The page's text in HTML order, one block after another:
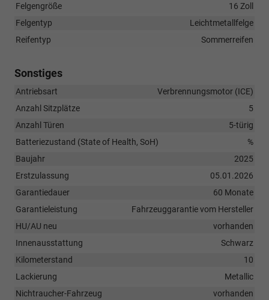
Felgengröße
16 Zoll
Felgentyp
Leichtmetallfelge
Reifentyp
Sommerreifen
Sonstiges
Antriebsart
Verbrennungsmotor (ICE)
Anzahl Sitzplätze
5
Anzahl Türen
5-türig
Batteriezustand (State of Health, SoH)
%
Baujahr
2025
Erstzulassung
05.01.2026
Garantiedauer
60 Monate
Garantieleistung
Fahrzeuggarantie vom Hersteller
HU/AU neu
vorhanden
Innenausstattung
Schwarz
Kilometerstand
10
Lackierung
Metallic
Nichtraucher-Fahrzeug
vorhanden